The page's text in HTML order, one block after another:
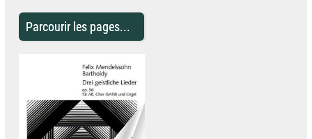
Parcourir les pages...